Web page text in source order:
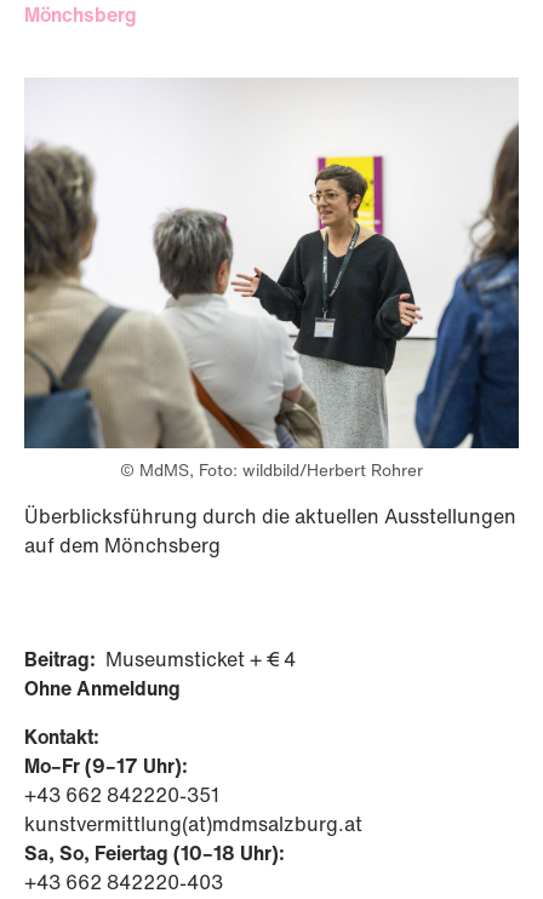
Mönchsberg
© MdMS, Foto: wildbild/Herbert Rohrer
Überblicksführung durch die aktuellen Ausstellungen
auf dem Mönchsberg
Beitrag: Museumsticket + € 4
Ohne Anmeldung
Kontakt:
Mo–Fr (9–17 Uhr):
+43 662 842220-351
kunstvermittlung(at)mdmsalzburg.at
Sa, So, Feiertag (10–18 Uhr):
+43 662 842220-403